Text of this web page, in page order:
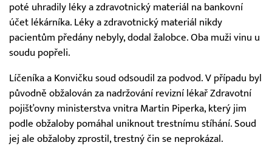
poté uhradily léky a zdravotnický materiál na bankovní
účet lékárníka. Léky a zdravotnický materiál nikdy
pacientům předány nebyly, dodal žalobce. Oba muži vinu u
soudu popřeli.
Líčeníka a Konvičku soud odsoudil za podvod. V případu byl
původně obžalován za nadržování revizní lékař Zdravotní
pojišťovny ministerstva vnitra Martin Piperka, který jim
podle obžaloby pomáhal uniknout trestnímu stíhání. Soud
jej ale obžaloby zprostil, trestný čin se neprokázal.